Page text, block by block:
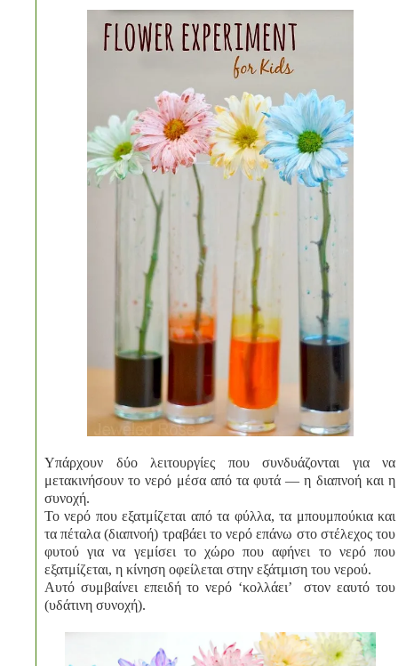
Υπάρχουν δύο λειτουργίες που συνδυάζονται για να
μετακινήσουν το νερό μέσα από τα φυτά — η διαπνοή και η
συνοχή.
Το νερό που εξατμίζεται από τα φύλλα, τα μπουμπούκια και
τα πέταλα (διαπνοή) τραβάει το νερό επάνω στο στέλεχος του
φυτού για να γεμίσει το χώρο που αφήνει το νερό που
εξατμίζεται, η κίνηση οφείλεται στην εξάτμιση του νερού.
Αυτό συμβαίνει επειδή το νερό ‘κολλάει’ στον εαυτό του
(υδάτινη συνοχή).